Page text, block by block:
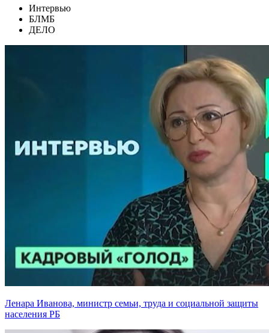
Интервью
БЛМБ
ДЕЛО
Ленара Иванова, министр семьи, труда и социальной защиты
населения РБ